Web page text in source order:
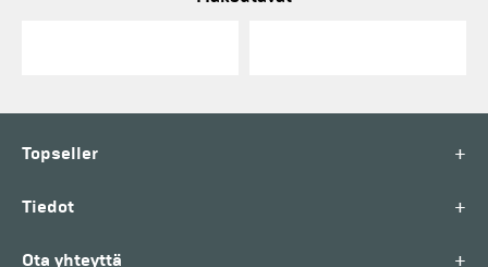
Topseller +
Tiedot +
Ota yhteyttä +